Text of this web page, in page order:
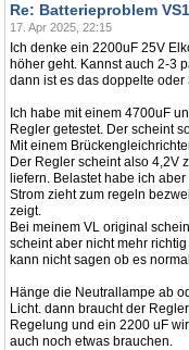
Re: Batterieproblem
17. Apr 2025, 22:15
Ich denke ein 2200uF 25V
höher geht. Kannst auch 2-3
dann ist es das doppelte oder
Ich habe mit einem 4700uF
Regler getestet. Der scheint
Mit einem
Der Regler scheint also 4,2V
liefern. Belastet habe ich
Strom zieht zum regeln
zeigt.
Bei meinem VL original
scheint aber nicht mehr
kann nicht sagen ob es
Hänge die Neutrallampe ab
Licht. dann braucht der
Regelung und ein 2200 uF
auch noch etwas brauchen.